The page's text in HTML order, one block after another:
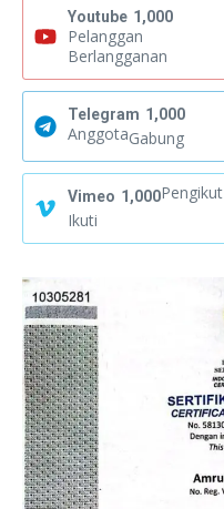
Youtube 1,000
Pelanggan
Berlangganan
Telegram 1,000
AnggotaGabung
Vimeo 1,000Pengikut
Ikuti